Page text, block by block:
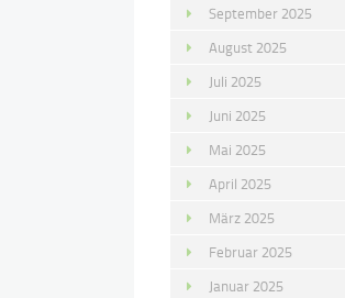
September 2025
August 2025
Juli 2025
Juni 2025
Mai 2025
April 2025
März 2025
Februar 2025
Januar 2025